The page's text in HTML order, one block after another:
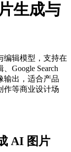
生成与
编辑模型，支持在
Google Search
输出，适合产品
作等商业设计场
AI 图片